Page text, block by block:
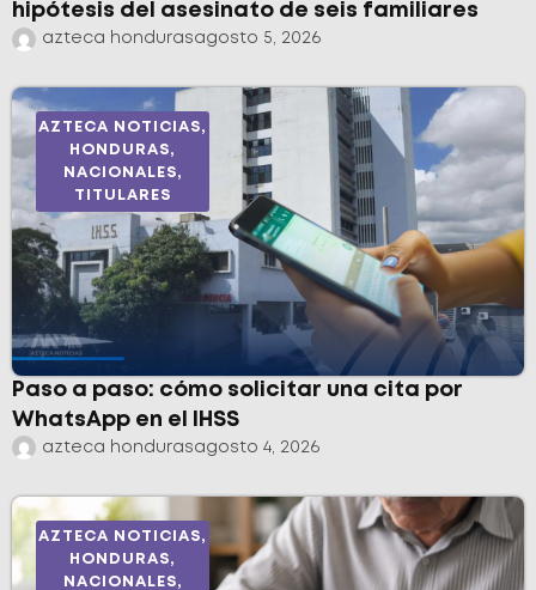
hipótesis del asesinato de seis familiares
azteca hondurasagosto 5, 2026
AZTECA NOTICIAS,
HONDURAS,
NACIONALES,
TITULARES
Paso a paso: cómo solicitar una cita por
WhatsApp en el IHSS
azteca hondurasagosto 4, 2026
AZTECA NOTICIAS,
HONDURAS,
NACIONALES,